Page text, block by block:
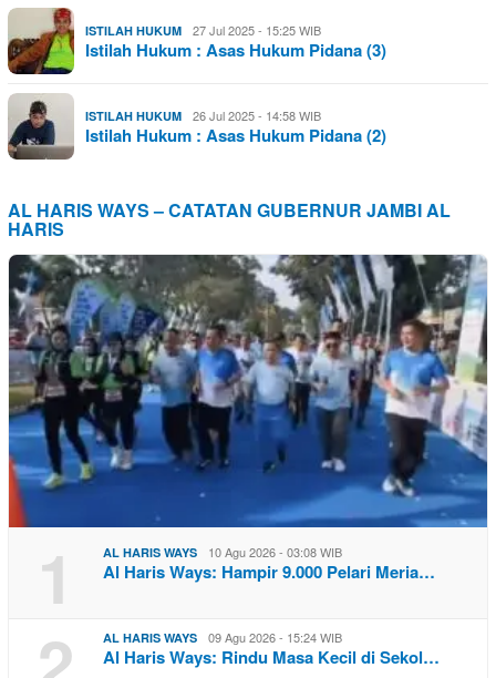
ISTILAH HUKUM 27 Jul 2025 - 15:25 WIB
Istilah Hukum : Asas Hukum Pidana (3)
ISTILAH HUKUM 26 Jul 2025 - 14:58 WIB
Istilah Hukum : Asas Hukum Pidana (2)
AL HARIS WAYS – CATATAN GUBERNUR JAMBI AL
HARIS
1 AL HARIS WAYS 10 Agu 2026 - 03:08 WIB
Al Haris Ways: Hampir 9.000 Pelari Meria…
AL HARIS WAYS 09 Agu 2026 - 15:24 WIB
Al Haris Ways: Rindu Masa Kecil di Sekol…